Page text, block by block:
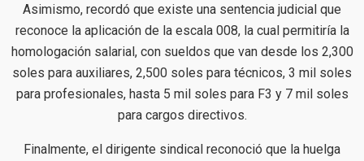
Asimismo, recordó que existe una sentencia judicial que
reconoce la aplicación de la escala 008, la cual permitiría la
homologación salarial, con sueldos que van desde los 2,300
soles para auxiliares, 2,500 soles para técnicos, 3 mil soles
para profesionales, hasta 5 mil soles para F3 y 7 mil soles
para cargos directivos.
Finalmente, el dirigente sindical reconoció que la huelga